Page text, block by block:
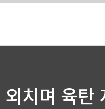
치며 육탄